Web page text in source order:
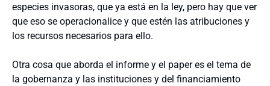
especies invasoras, que ya está en la ley, pero hay que ver
que eso se operacionalice y que estén las atribuciones y
los recursos necesarios para ello.
Otra cosa que aborda el informe y el paper es el tema de
la gobernanza y las instituciones y del financiamiento